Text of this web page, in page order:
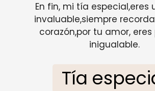
En fin, mi tía especial,eres
invaluable,siempre
corazón,por tu amor,
inigualable.
Tía